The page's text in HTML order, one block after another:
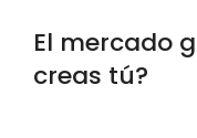
El mercado
creas tú?